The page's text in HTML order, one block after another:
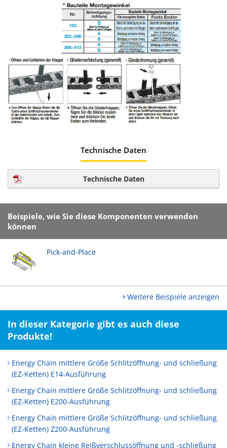
Technische Daten
Technische Daten
Beispiele, wie Sie diese Komponenten verwenden
können
Pick-and-Place
Weitere Beispiele anzeigen
In dieser Kategorie gibt es auch diese
Produkte!
Energy Chain mittlere Größe Schlitzöffnung- und schließung
(EZ-Ketten) E14-Ausführung
Energy Chain mittlere Größe Schlitzöffnung- und schließung
(EZ-Ketten) E200-Ausführung
Energy Chain mittlere Größe Schlitzöffnung- und schließung
(EZ-Ketten) Z200-Ausführung
Energy Chain kleine Reißverschlussöffnung und -schließung